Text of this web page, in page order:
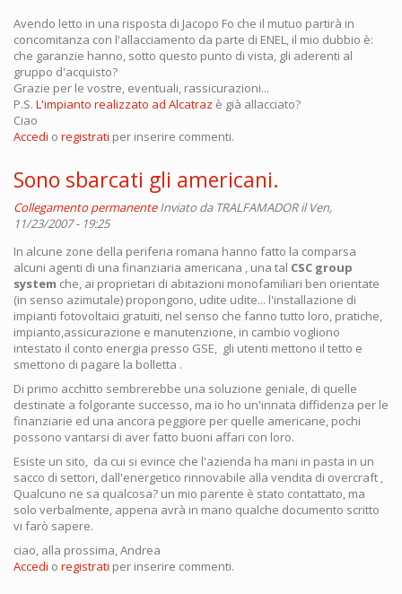
Avendo letto in una risposta di Jacopo Fo che il mutuo partirà in
concomitanza con l'allacciamento da parte di ENEL, il mio dubbio è:
che garanzie hanno, sotto questo punto di vista, gli aderenti al
gruppo d'acquisto?
Grazie per le vostre, eventuali, rassicurazioni...
P.S. L'impianto realizzato ad Alcatraz è già allacciato?
Ciao
Accedi o registrati per inserire commenti.
Sono sbarcati gli americani.
Collegamento permanente Inviato da TRALFAMADORil Ven,
11/23/2007 - 19:25
In alcune zone della periferia romana hanno fatto la comparsa
alcuni agenti di una finanziaria americana , una tal CSC group
system che, ai proprietari di abitazioni monofamiliari ben orientate
(in senso azimutale) propongono, udite udite... l'installazione di
impianti fotovoltaici gratuiti, nel senso che fanno tutto loro, pratiche,
impianto,assicurazione e manutenzione, in cambio vogliono
intestato il conto energia presso GSE, gli utenti mettono il tetto e
smettono di pagare la bolletta .
Di primo acchitto sembrerebbe una soluzione geniale, di quelle
destinate a folgorante successo, ma io ho un'innata diffidenza per le
finanziarie ed una ancora peggiore per quelle americane, pochi
possono vantarsi di aver fatto buoni affari con loro.
Esiste un sito, da cui si evince che l'azienda ha mani in pasta in un
sacco di settori, dall'energetico rinnovabile alla vendita di overcraft ,
Qualcuno ne sa qualcosa? un mio parente è stato contattato, ma
solo verbalmente, appena avrà in mano qualche documento scritto
vi farò sapere.
ciao, alla prossima, Andrea
Accedi o registrati per inserire commenti.